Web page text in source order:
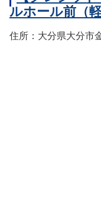
ルホール前（
住所：大分県大分市